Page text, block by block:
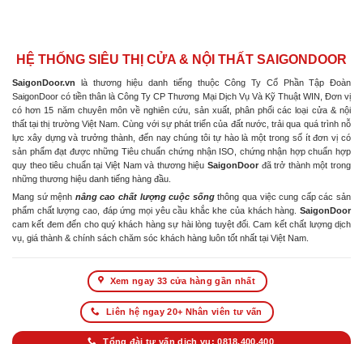
HỆ THỐNG SIÊU THỊ CỬA & NỘI THẤT SAIGONDOOR
SaigonDoor.vn là thương hiệu danh tiếng thuộc Công Ty Cổ Phần Tập Đoàn
SaigonDoor có tiền thân là Công Ty CP Thương Mại Dịch Vụ Và Kỹ Thuật WIN, Đơn vị
có hơn 15 năm chuyên môn về nghiên cứu, sản xuất, phân phối các loại cửa & nội
thất tại thị trường Việt Nam. Cùng với sự phát triển của đất nước, trải qua quá trình nỗ
lực xây dựng và trưởng thành, đến nay chúng tôi tự hào là một trong số ít đơn vị có
sản phẩm đạt được những Tiêu chuẩn chứng nhận ISO, chứng nhận hợp chuẩn hợp
quy theo tiêu chuẩn tại Việt Nam và thương hiệu SaigonDoor đã trở thành một trong
những thương hiệu danh tiếng hàng đầu.
Mang sứ mệnh nâng cao chất lượng cuộc sốngthông qua việc cung cấp các sản
phẩm chất lượng cao, đáp ứng mọi yêu cầu khắc khe của khách hàng. SaigonDoor
cam kết đem đến cho quý khách hàng sự hài lòng tuyệt đối. Cam kết chất lượng dịch
vụ, giá thành & chính sách chăm sóc khách hàng luôn tốt nhất tại Việt Nam.
Xem ngay 33 cửa hàng gần nhất
Liên hệ ngay 20+ Nhân viên tư vấn
Tổng đài tư vấn dịch vụ: 0818.400.400